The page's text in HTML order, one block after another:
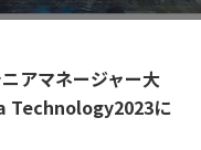
アマネージャー大
Technology2023に